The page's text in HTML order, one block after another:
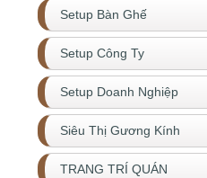
Setup Bàn Ghế
Setup Công Ty
Setup Doanh Nghiệp
Siêu Thị Gương Kính
TRANG TRÍ QUÁN